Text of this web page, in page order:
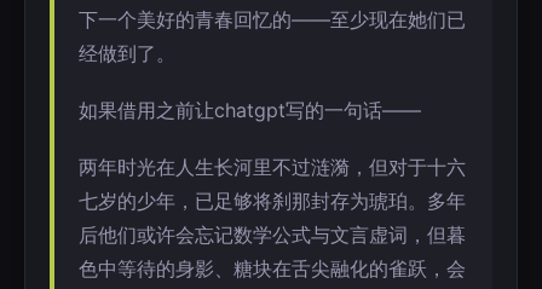
下一个美好的青春回忆的——至少现在她们已
经做到了。
如果借用之前让chatgpt写的一句话——
两年时光在人生长河里不过涟漪，但对于十六
七岁的少年，已足够将刹那封存为琥珀。多年
后他们或许会忘记数学公式与文言虚词，但暮
色中等待的身影、糖块在舌尖融化的雀跃，会